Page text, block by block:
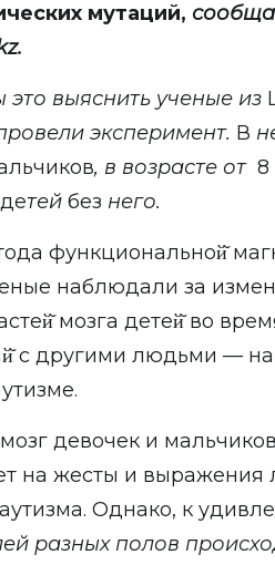
мутаций,
.
это выяснить ученые из
эксперимент. В
, в возрасте от 8
тей без него.
функциональной̆
наблюдали за
мозга детей̆ во
с другими людьми —
девочек и
на жесты и выражения
Однако, к
разных полов